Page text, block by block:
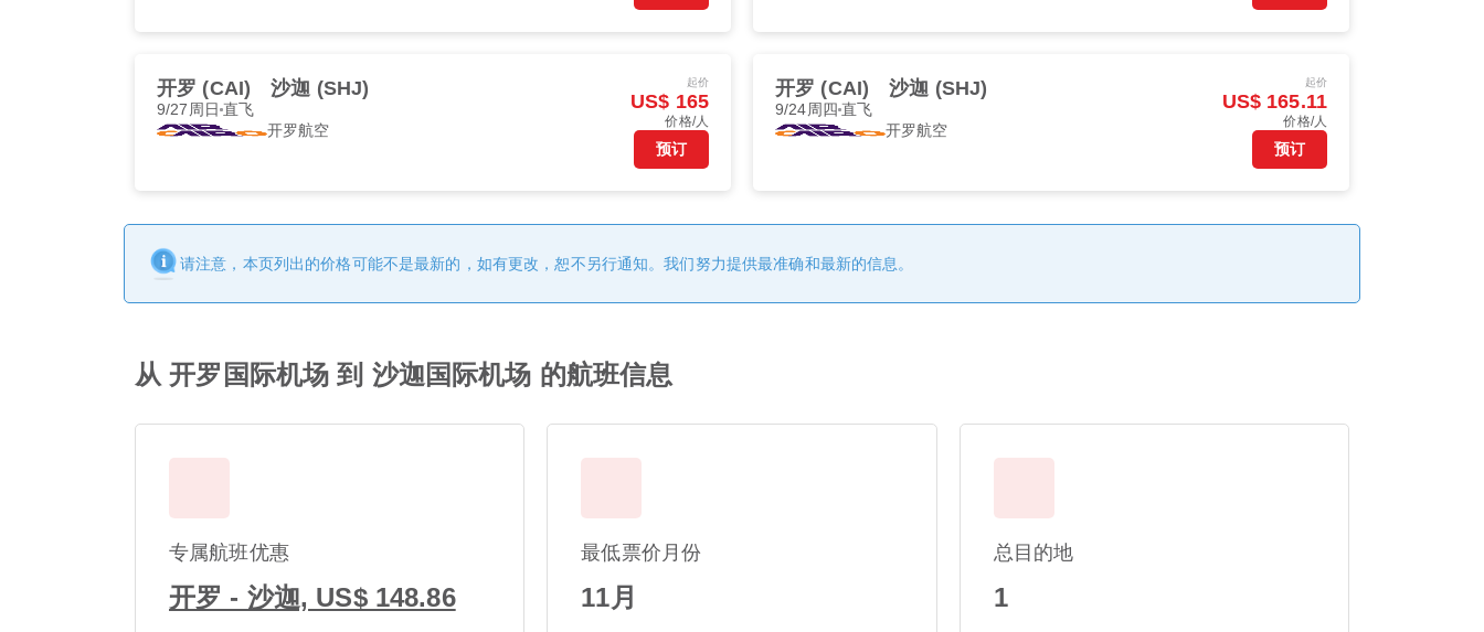
开罗 (CAI) 沙迦 (SHJ)
9/27周日 直飞
开罗航空
起价
US$ 165
价格/人
预订
开罗 (CAI) 沙迦 (SHJ)
9/24周四 直飞
开罗航空
起价
US$ 165.11
价格/人
预订
请注意，本页列出的价格可能不是最新的，如有更改，恕不另行通知。我们努力提供最准确和最新的信息。
从 开罗国际机场 到 沙迦国际机场 的航班信息
专属航班优惠
开罗 - 沙迦, US$ 148.86
最低票价月份
11月
总目的地
1